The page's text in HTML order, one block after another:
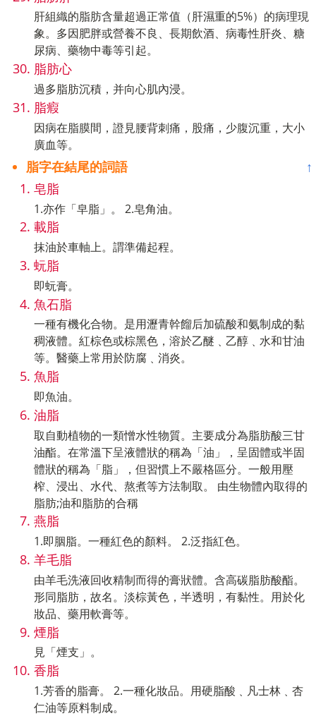
肝組織的脂肪含量超過正常值（肝濕重的5%）的病理現
象。多因肥胖或營養不良、長期飲酒、病毒性肝炎、糖
尿病、藥物中毒等引起。
脂肪心
過多脂肪沉積，并向心肌內浸。
脂瘕
因病在脂膜間，證見腰背刺痛，股痛，少腹沉重，大小
廣血等。
脂字在結尾的詞語
↑
皂脂
1.亦作「皁脂」。 2.皂角油。
載脂
抹油於車軸上。謂準備起程。
蚖脂
即蚖膏。
魚石脂
一種有機化合物。是用瀝青幹餾后加硫酸和氨制成的黏
稠液體。紅棕色或棕黑色，溶於乙醚﹑乙醇﹑水和甘油
等。醫藥上常用於防腐﹑消炎。
魚脂
即魚油。
油脂
取自動植物的一類憎水性物質。主要成分為脂肪酸三甘
油酯。在常溫下呈液體狀的稱為「油」，呈固體或半固
體狀的稱為「脂」，但習慣上不嚴格區分。一般用壓
榨、浸出、水代、熬煮等方法制取。 由生物體內取得的
脂肪;油和脂肪的合稱
燕脂
1.即胭脂。一種紅色的顏料。 2.泛指紅色。
羊毛脂
由羊毛洗液回收精制而得的膏狀體。含高碳脂肪酸酯。
形同脂肪，故名。淡棕黃色，半透明，有黏性。用於化
妝品、藥用軟膏等。
煙脂
見「煙支」。
香脂
1.芳香的脂膏。 2.一種化妝品。用硬脂酸﹑凡士林﹑杏
仁油等原料制成。